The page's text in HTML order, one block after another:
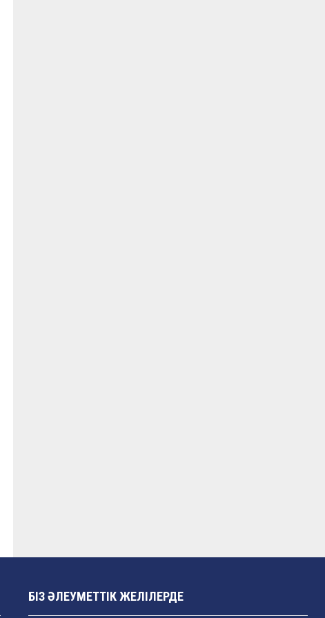
БІЗ ӘЛЕУМЕТТІК ЖЕЛІЛЕРДЕ